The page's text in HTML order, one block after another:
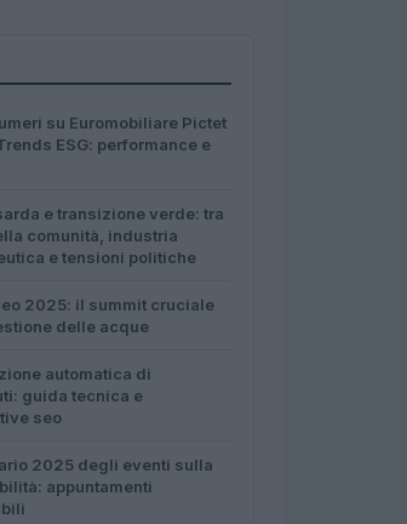
su Euromobiliare Pictet
ESG: performance e
e transizione verde: tra
comunità, industria
e tensioni politiche
2025: il summit cruciale
delle acque
automatica di
guida tecnica e
seo
2025 degli eventi sulla
appuntamenti